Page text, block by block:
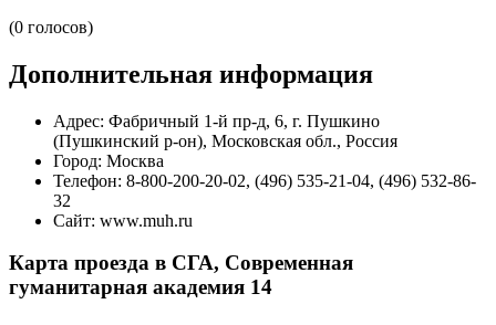
(0 голосов)
Дополнительная информация
Адрес: Фабричный 1-й пр-д, 6, г. Пушкино
(Пушкинский р-он), Московская обл., Россия
Город: Москва
Телефон: 8-800-200-20-02, (496) 535-21-04, (496) 532-86-
32
Сайт: www.muh.ru
Карта проезда в СГА, Современная
гуманитарная академия 14